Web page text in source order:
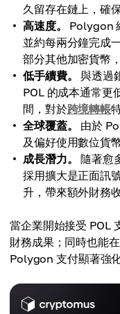
久留存在鏈上，確
高速度。
Polygon
並約每兩分鐘完成
部分其他加密貨幣
低手續費。
與透過
POL 的成本通常更
間，對於跨境轉帳
全球覆蓋。
由於
及偏好使用數位貨
成長潛力。
隨著愈
採用擴大是正面訊
升，帶來額外財務收
當企業開始接受 POL
財務成果；同時也能
Polygon 支付顯著強